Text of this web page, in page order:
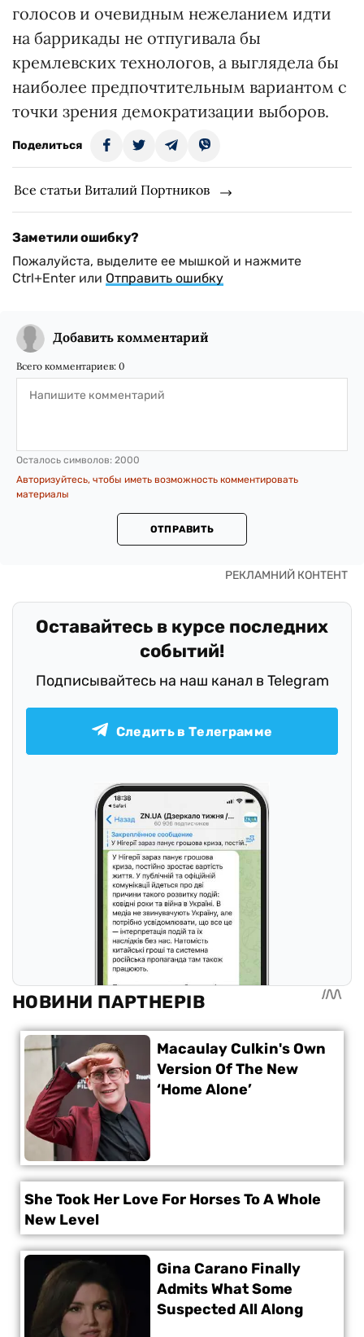
голосов и очевидным нежеланием идти
на баррикады не отпугивала бы
кремлевских технологов, а выглядела бы
наиболее предпочтительным вариантом с
точки зрения демократизации выборов.
Поделиться
Все статьи Виталий Портников
Заметили ошибку?
Пожалуйста, выделите ее мышкой и нажмите
Ctrl+Enter или Отправить ошибку
Добавить комментарий
Всего комментариев: 0
Осталось символов: 2000
Авторизуйтесь, чтобы иметь возможность комментировать
материалы
ОТПРАВИТЬ
Оставайтесь в курсе последних
событий!
Подписывайтесь на наш канал в Telegram
Следить в Телеграмме